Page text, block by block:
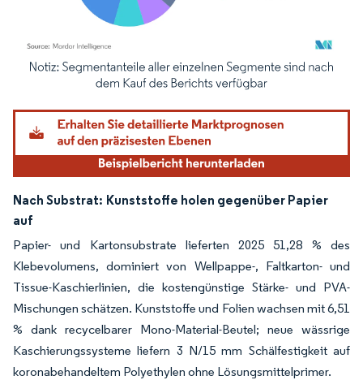
Bild © Mordor Intelligence. Wiederverwendung erfordert Namensnennung
Nach Substrat: Kunststoffe holen gegenüber Papier
auf
Papier- und Kartonsubstrate lieferten 2025 51,28 % des
Klebevolumens, dominiert von Wellpappe-, Faltkarton- und
Tissue-Kaschierlinien, die kostengünstige Stärke- und PVA-
Mischungen schätzen. Kunststoffe und Folien wachsen mit 6,51
% dank recycelbarer Mono-Material-Beutel; neue wässrige
Kaschierungssysteme liefern 3 N/15 mm Schälfestigkeit auf
koronabehandeltem Polyethylen ohne Lösungsmittelprimer.